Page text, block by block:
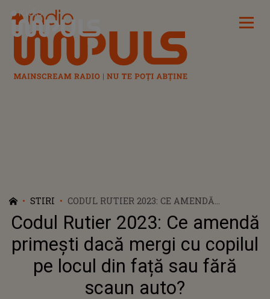
Radio Impuls
STIRI
CODUL RUTIER 2023: CE AMENDĂ
PRIMEȘTI DACĂ MERGI CU COPILUL PE
LOCUL DIN FAȚĂ SAU FĂRĂ SCAUN AUTO?
Codul Rutier 2023: Ce amendă
primești dacă mergi cu copilul
pe locul din față sau fără
scaun auto?